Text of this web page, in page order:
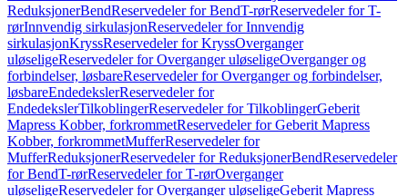
ReduksjonerBendReservedeler for BendT-rørReservedeler for T-
rørInnvendig sirkulasjonReservedeler for Innvendig
sirkulasjonKryssReservedeler for KryssOverganger
uløseligeReservedeler for Overganger uløseligeOverganger og
forbindelser, løsbareReservedeler for Overganger og forbindelser,
løsbareEndedekslerReservedeler for
EndedekslerTilkoblingerReservedeler for TilkoblingerGeberit
Mapress Kobber, forkrommetReservedeler for Geberit Mapress
Kobber, forkrommetMufferReservedeler for
MufferReduksjonerReservedeler for ReduksjonerBendReservedeler
for BendT-rørReservedeler for T-rørOverganger
uløseligeReservedeler for Overganger uløseligeGeberit Mapress